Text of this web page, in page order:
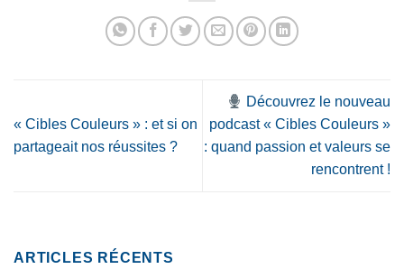
« Cibles Couleurs » : et si on
partageait nos réussites ?
Découvrez le nouveau
podcast « Cibles Couleurs »
: quand passion et valeurs se
rencontrent !
ARTICLES RÉCENTS